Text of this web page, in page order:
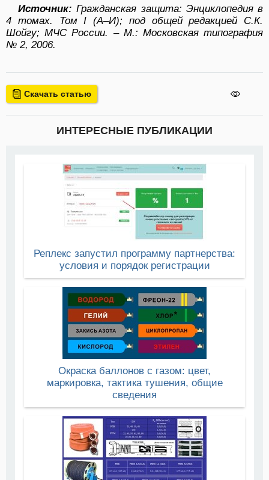
Источник: Гражданская защита: Энциклопедия в
4 томах. Том I (А–И); под общей редакцией С.К.
Шойгу; МЧС России. – М.: Московская типография
№ 2, 2006.
Скачать статью
ИНТЕРЕСНЫЕ ПУБЛИКАЦИИ
Реплекс запустил программу партнерства:
условия и порядок регистрации
Окраска баллонов с газом: цвет,
маркировка, тактика тушения, общие
сведения